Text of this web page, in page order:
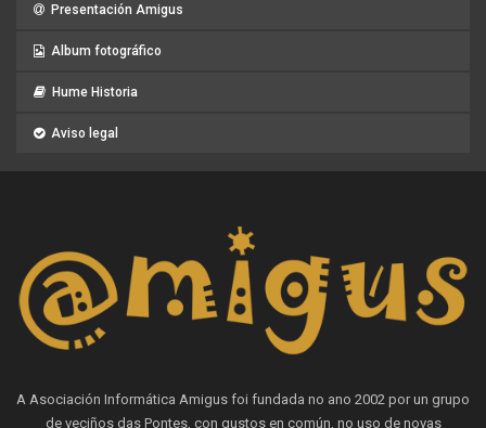
Presentación Amigus
Album fotográfico
Hume Historia
Aviso legal
A Asociación Informática Amigus foi fundada no ano 2002 por un grupo
de veciños das Pontes, con gustos en común, no uso de novas